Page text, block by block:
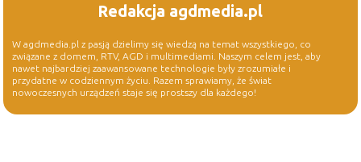
Redakcja agdmedia.pl
W agdmedia.pl z pasją dzielimy się wiedzą na temat wszystkiego, co
związane z domem, RTV, AGD i multimediami. Naszym celem jest, aby
nawet najbardziej zaawansowane technologie były zrozumiałe i
przydatne w codziennym życiu. Razem sprawiamy, że świat
nowoczesnych urządzeń staje się prostszy dla każdego!